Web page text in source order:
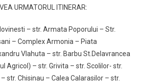
URMATORUL ITINERAR:
– str. Armata Poporului – Str.
– Complex Armonia – Piata
Vlahuta – str. Barbu St.Delavrancea
Agricol) – str. Grivita – str. Scolilor- str.
str. Chisinau – Calea Calarasilor – str.